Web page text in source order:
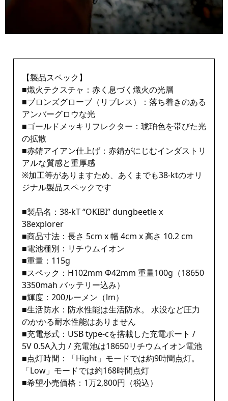
【製品スペック】
■熾火テクスチャ：赤く息づく熾火の光層
■ブロンズグローブ（リブレス）：落ち着きのある
アンバーグロウな光
■ゴールドメッキリフレクター：琥珀色を帯びた光
の拡散
■赤錆アイアン仕上げ：赤錆がにじむインダストリ
アルな質感と重厚感
※加工等がありますため、あくまでも38-ktのオリ
ジナル製品スペックです
■製品名：38-kT “OKIBI” dungbeetle x
38explorer
■商品寸法：長さ 5cm x 幅 4cm x 高さ 10.2 cm
■電池種別：リチウムイオン
■重量：115g
■スペック：H102mm Φ42mm 重量100g（18650
3350mah バッテリー込み）
■輝度：200ルーメン（lm）
■生活防水：防水性能は生活防水。 水没など圧力
のかかる耐水性能はありません
■充電形式：USB type-cを搭載した充電ポート /
5V 0.5A入力 / 充電池は18650リチウムイオン電池
■点灯時間：「Hight」モードでは約9時間点灯。
「Low」モードでは約168時間点灯
■希望小売価格：1万2,800円（税込）